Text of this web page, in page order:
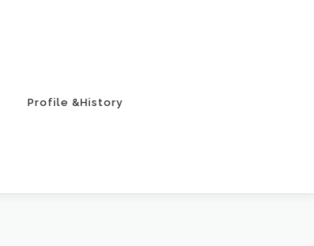
Profile &History